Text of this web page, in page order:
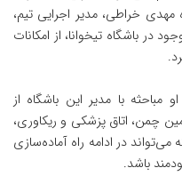
مهدی خراطی، مدیر اجرایی تیم،
در باشگاه تیخوانا، از امکانات
با مدیر این باشگاه از
چمن، اتاق پزشکی و ریکاوری،
در ادامه راه آماده‌سازی
باشد.